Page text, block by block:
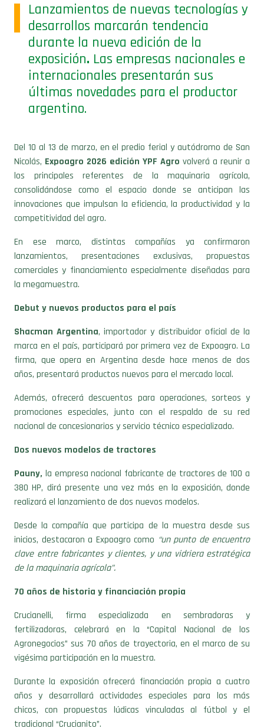
Lanzamientos de nuevas tecnologías y
desarrollos marcarán tendencia
durante la nueva edición de la
exposición. Las empresas nacionales e
internacionales presentarán sus
últimas novedades para el productor
argentino.
Del 10 al 13 de marzo, en el predio ferial y autódromo de San
Nicolás, Expoagro 2026 edición YPF Agro volverá a reunir a
los principales referentes de la maquinaria agrícola,
consolidándose como el espacio donde se anticipan las
innovaciones que impulsan la eficiencia, la productividad y la
competitividad del agro.
En ese marco, distintas compañías ya confirmaron
lanzamientos, presentaciones exclusivas, propuestas
comerciales y financiamiento especialmente diseñadas para
la megamuestra.
Debut y nuevos productos para el país
Shacman Argentina, importador y distribuidor oficial de la
marca en el país, participará por primera vez de Expoagro. La
firma, que opera en Argentina desde hace menos de dos
años, presentará productos nuevos para el mercado local.
Además, ofrecerá descuentos para operaciones, sorteos y
promociones especiales, junto con el respaldo de su red
nacional de concesionarios y servicio técnico especializado.
Dos nuevos modelos de tractores
Pauny, la empresa nacional fabricante de tractores de 100 a
380 HP, dirá presente una vez más en la exposición, donde
realizará el lanzamiento de dos nuevos modelos.
Desde la compañía que participa de la muestra desde sus
inicios, destacaron a Expoagro como “un punto de encuentro
clave entre fabricantes y clientes, y una vidriera estratégica
de la maquinaria agrícola”.
70 años de historia y financiación propia
Crucianelli, firma especializada en sembradoras y
fertilizadoras, celebrará en la “Capital Nacional de los
Agronegocios” sus 70 años de trayectoria, en el marco de su
vigésima participación en la muestra.
Durante la exposición ofrecerá financiación propia a cuatro
años y desarrollará actividades especiales para los más
chicos, con propuestas lúdicas vinculadas al fútbol y el
tradicional “Crucianito”.